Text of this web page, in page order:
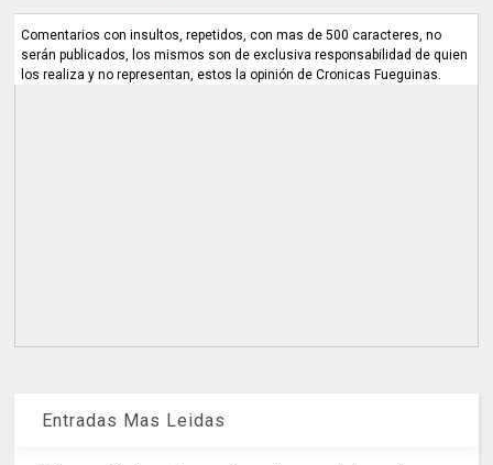
Comentarios con insultos, repetidos, con mas de 500 caracteres, no
serán publicados, los mismos son de exclusiva responsabilidad de quien
los realiza y no representan, estos la opinión de Cronicas Fueguinas.
Entradas Mas Leidas